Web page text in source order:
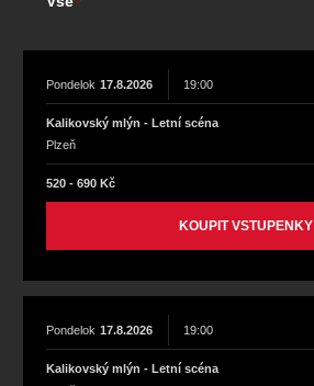
Pondelok 17.8.2026 19:00
Kalikovský mlýn - Letní scéna
Plzeň
520 - 690 Kč
KOUPIT VSTUPENKY
Pondelok 17.8.2026 19:00
Kalikovský mlýn - Letní scéna